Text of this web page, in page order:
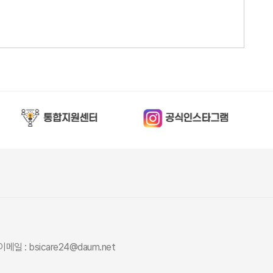
메일 : bsicare24@daum.net